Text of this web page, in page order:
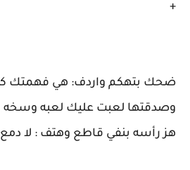
+
ضحك بتهكم واردف: هي فهمتك
وصدقتها لعبت عليك لعبه وسخه
هز رأسه بنفي قاطع وهتف : لا